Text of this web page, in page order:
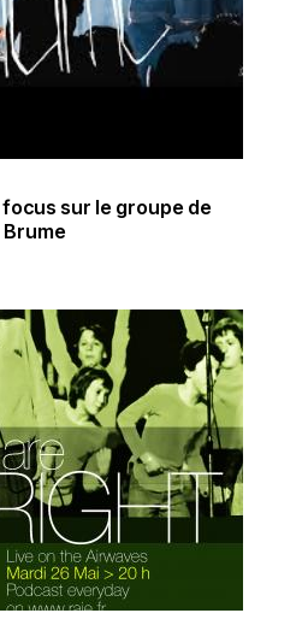
focus sur le groupe de